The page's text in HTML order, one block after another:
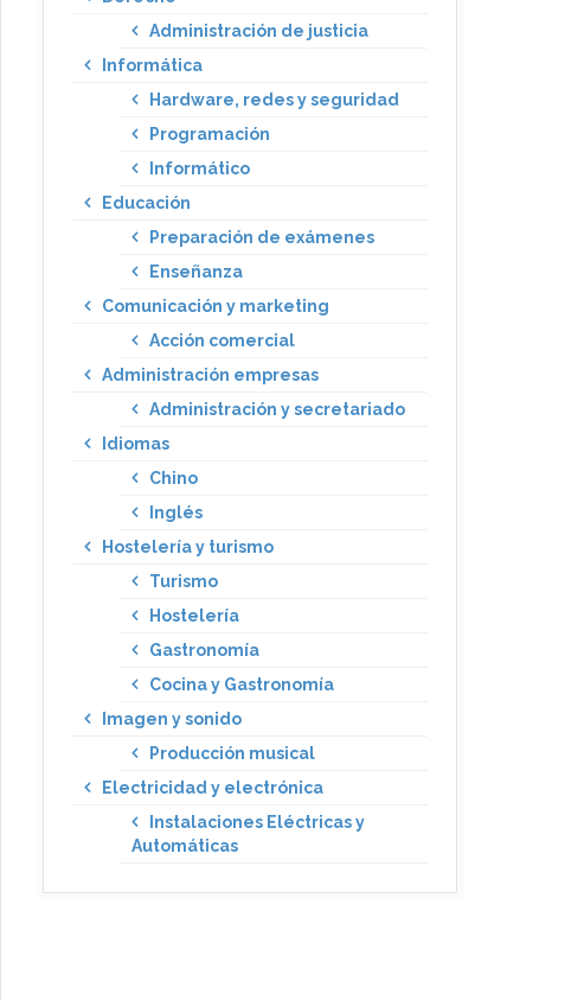
Administración de justicia
Informática
Hardware, redes y seguridad
Programación
Informático
Educación
Preparación de exámenes
Enseñanza
Comunicación y marketing
Acción comercial
Administración empresas
Administración y secretariado
Idiomas
Chino
Inglés
Hostelería y turismo
Turismo
Hostelería
Gastronomía
Cocina y Gastronomía
Imagen y sonido
Producción musical
Electricidad y electrónica
Instalaciones Eléctricas y
Automáticas